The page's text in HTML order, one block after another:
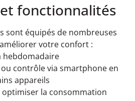
fonctionnalités
sont équipés de nombreuses
votre confort :
hebdomadaire
contrôle via smartphone en
appareils
optimiser la consommation